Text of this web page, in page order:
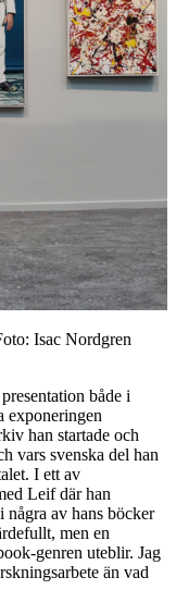
Isac Nordgren
både i
exponeringen
han startade och
vars svenska del han
I ett av
Leif där han
några av hans böcker
men en
genren uteblir. Jag
än vad